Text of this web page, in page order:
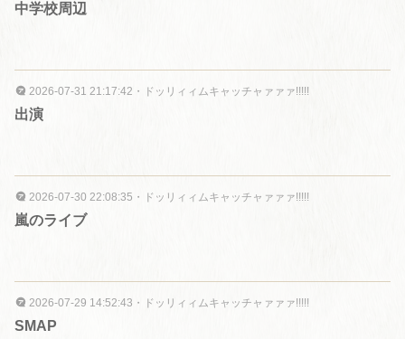
中学校周辺
2026-07-31 21:17:42 ・ ドッリィィムキャッチャァァァ!!!!!
出演
2026-07-30 22:08:35 ・ ドッリィィムキャッチャァァァ!!!!!
嵐のライブ
2026-07-29 14:52:43 ・ ドッリィィムキャッチャァァァ!!!!!
SMAP